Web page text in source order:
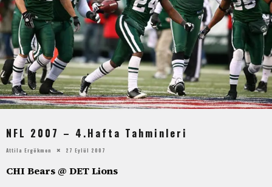
NFL 2007 – 4.Hafta Tahminleri
Attila Ergökmen 27 Eylül 2007
CHI Bears @ DET Lions